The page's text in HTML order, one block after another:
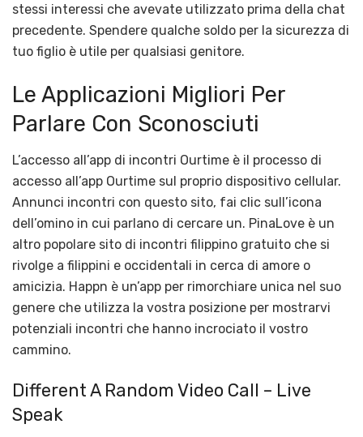
stessi interessi che avevate utilizzato prima della chat
precedente. Spendere qualche soldo per la sicurezza di
tuo figlio è utile per qualsiasi genitore.
Le Applicazioni Migliori Per
Parlare Con Sconosciuti
L’accesso all’app di incontri Ourtime è il processo di
accesso all’app Ourtime sul proprio dispositivo cellular.
Annunci incontri con questo sito, fai clic sull’icona
dell’omino in cui parlano di cercare un. PinaLove è un
altro popolare sito di incontri filippino gratuito che si
rivolge a filippini e occidentali in cerca di amore o
amicizia. Happn è un’app per rimorchiare unica nel suo
genere che utilizza la vostra posizione per mostrarvi
potenziali incontri che hanno incrociato il vostro
cammino.
Different A Random Video Call – Live
Speak